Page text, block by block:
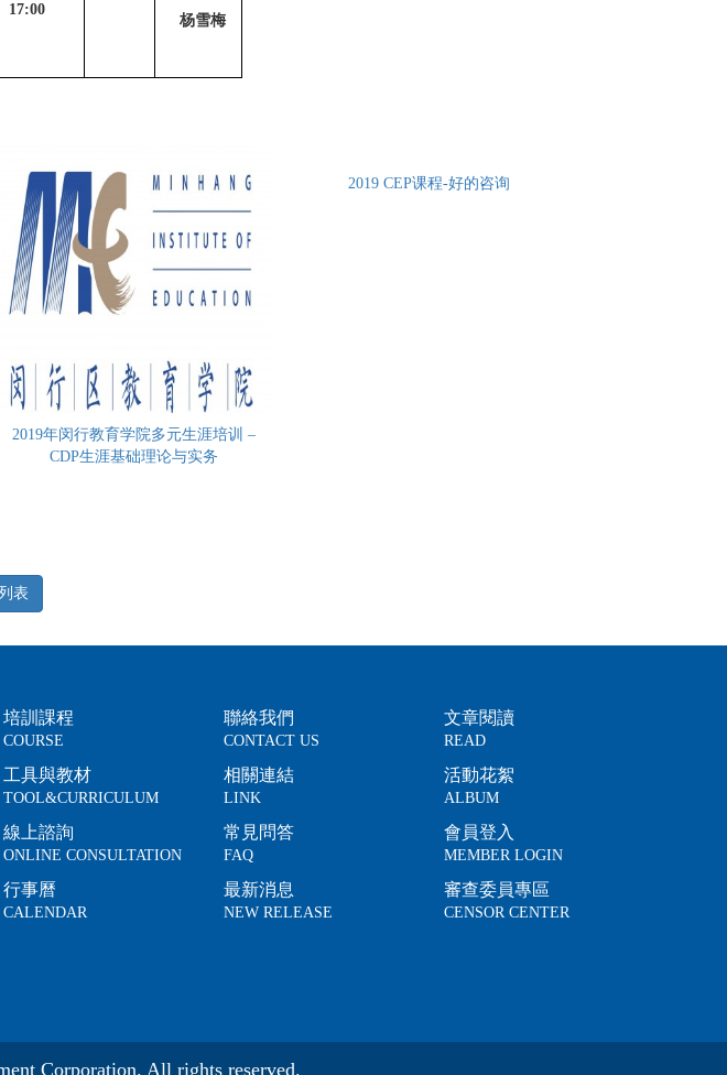
17:00
杨雪梅
2019年闵行教育学院多元生涯培训 –
CDP生涯基础理论与实务
2019 CEP课程-好的咨询
表
培訓課程
COURSE
工具與教材
TOOL&CURRICULUM
線上諮詢
ONLINE CONSULTATION
行事曆
CALENDAR
聯絡我們
CONTACT US
相關連結
LINK
常見問答
FAQ
最新消息
NEW RELEASE
文章閱讀
READ
活動花絮
ALBUM
會員登入
MEMBER LOGIN
審查委員專區
CENSOR CENTER
Corporation. All rights reserved.